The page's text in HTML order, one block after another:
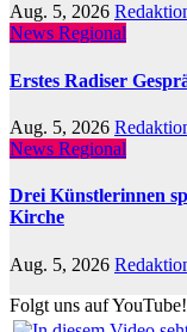
Aug. 5, 2026
News Regional
Erstes Radiser
Aug. 5, 2026
News Regional
Drei Künstlerinnen
Kirche
Aug. 5, 2026
Folgt uns auf YouTube!